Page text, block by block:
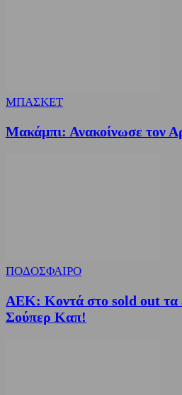
ΜΠΑΣΚΕΤ
Μακάμπι: Ανακοίνωσε τον
ΠΟΔΟΣΦΑΙΡΟ
ΑΕΚ: Κοντά στο sold out τα
Σούπερ Καπ!